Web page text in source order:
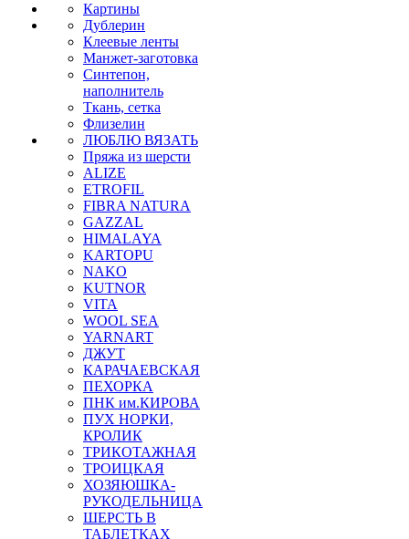
Картины
Дублерин
Клеевые ленты
Манжет-заготовка
Синтепон,
наполнитель
Ткань, сетка
Флизелин
ЛЮБЛЮ ВЯЗАТЬ
Пряжа из шерсти
ALIZE
ETROFIL
FIBRA NATURA
GAZZAL
HIMALAYA
KARTOPU
NAKO
KUTNOR
VITA
WOOL SEA
YARNART
ДЖУТ
КАРАЧАЕВСКАЯ
ПЕХОРКА
ПНК им.КИРОВА
ПУХ НОРКИ,
КРОЛИК
ТРИКОТАЖНАЯ
ТРОИЦКАЯ
ХОЗЯЮШКА-
РУКОДЕЛЬНИЦА
ШЕРСТЬ В
ТАБЛЕТКАХ